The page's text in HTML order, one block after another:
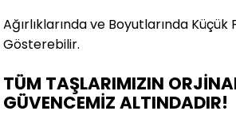
Ağırlıklarında ve Boyutlarında Küçük
Gösterebilir.
TÜM TAŞLARIMIZIN
GÜVENCEMİZ ALTINDADIR!